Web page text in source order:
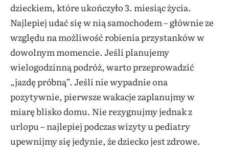
dzieckiem, które ukończyło 3. miesiąc życia.
Najlepiej udać się w nią samochodem – głównie ze
względu na możliwość robienia przystanków w
dowolnym momencie. Jeśli planujemy
wielogodzinną podróż, warto przeprowadzić
„jazdę próbną”. Jeśli nie wypadnie ona
pozytywnie, pierwsze wakacje zaplanujmy w
miarę blisko domu. Nie rezygnujmy jednak z
urlopu – najlepiej podczas wizyty u pediatry
upewnijmy się jedynie, że dziecko jest zdrowe.